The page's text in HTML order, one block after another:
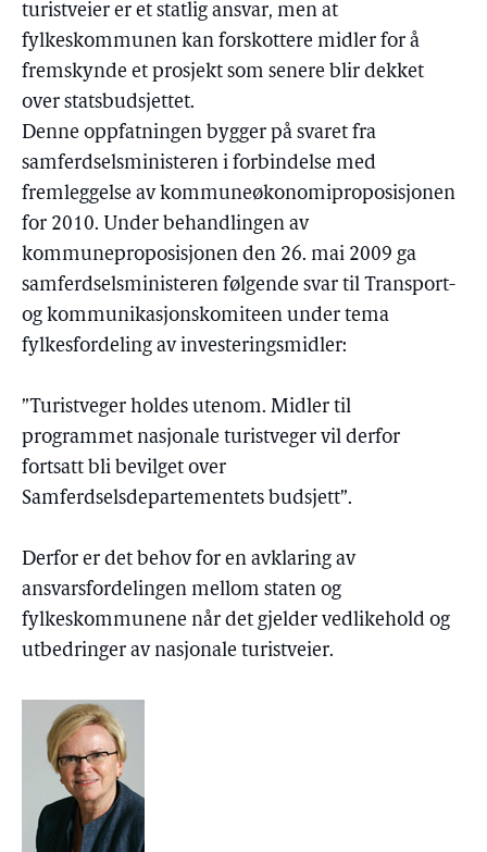
turistveier er et statlig ansvar, men at
fylkeskommunen kan forskottere midler for å
fremskynde et prosjekt som senere blir dekket
over statsbudsjettet.
Denne oppfatningen bygger på svaret fra
samferdselsministeren i forbindelse med
fremleggelse av kommuneøkonomiproposisjonen
for 2010. Under behandlingen av
kommuneproposisjonen den 26. mai 2009 ga
samferdselsministeren følgende svar til Transport-
og kommunikasjonskomiteen under tema
fylkesfordeling av investeringsmidler:
”Turistveger holdes utenom. Midler til
programmet nasjonale turistveger vil derfor
fortsatt bli bevilget over
Samferdselsdepartementets budsjett”.
Derfor er det behov for en avklaring av
ansvarsfordelingen mellom staten og
fylkeskommunene når det gjelder vedlikehold og
utbedringer av nasjonale turistveier.